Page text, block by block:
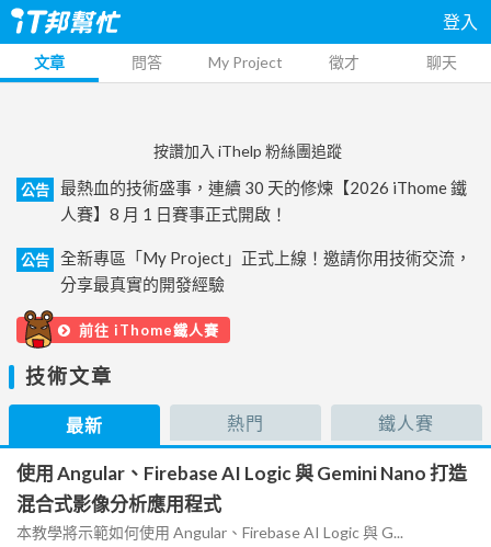
登入
文章 問答 My Project 徵才 聊天
按讚加入 iThelp 粉絲團追蹤
公告
最熱血的技術盛事，連續 30 天的修煉【2026 iThome 鐵
人賽】8 月 1 日賽事正式開啟！
公告
全新專區「My Project」正式上線！邀請你用技術交流，
分享最真實的開發經驗
前往 iThome鐵人賽
技術文章
最新 熱門 鐵人賽
使用 Angular、Firebase AI Logic 與 Gemini Nano 打造
混合式影像分析應用程式
本教學將示範如何使用 Angular、Firebase AI Logic 與 G...